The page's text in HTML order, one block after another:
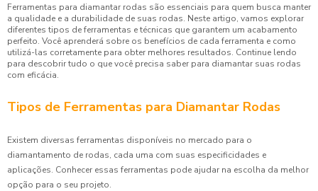
Ferramentas para diamantar rodas são essenciais para quem busca manter
a qualidade e a durabilidade de suas rodas. Neste artigo, vamos explorar
diferentes tipos de ferramentas e técnicas que garantem um acabamento
perfeito. Você aprenderá sobre os benefícios de cada ferramenta e como
utilizá-las corretamente para obter melhores resultados. Continue lendo
para descobrir tudo o que você precisa saber para diamantar suas rodas
com eficácia.
Tipos de Ferramentas para Diamantar Rodas
Existem diversas ferramentas disponíveis no mercado para o
diamantamento de rodas, cada uma com suas especificidades e
aplicações. Conhecer essas ferramentas pode ajudar na escolha da melhor
opção para o seu projeto.